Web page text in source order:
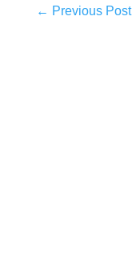
← Previous Post